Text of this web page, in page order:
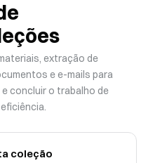
extração de
e e-mails para
concluir o trabalho de
coleção